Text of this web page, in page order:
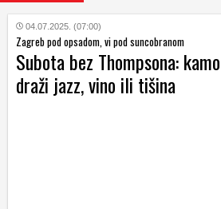
04.07.2025. (07:00)
Zagreb pod opsadom, vi pod suncobranom
Subota bez Thompsona:
draži jazz, vino ili tišina